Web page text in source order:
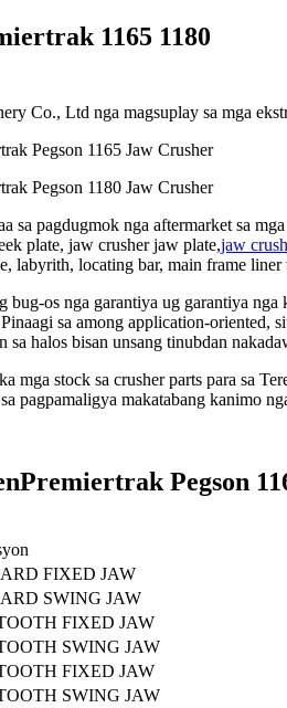
1165 1180
Co., Ltd nga magsuplay sa mga
Pegson 1165 Jaw Crusher
Pegson 1180 Jaw Crusher
sa pagdugmok nga aftermarket sa
plate, jaw crusher jaw plate,jaw
labyrith, locating bar, main frame liner
os nga garantiya ug garantiya
sa among application-oriented,
sa halos bisan unsang tinubdan
mga stock sa crusher parts para sa
pagpamaligya makatabang kanimo
Premiertrak Pegson
FIXED JAW
SWING JAW
FIXED JAW
SWING JAW
FIXED JAW
SWING JAW